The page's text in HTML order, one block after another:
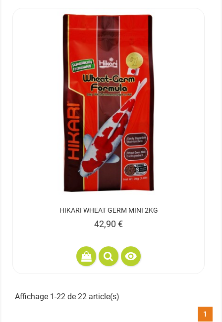
HIKARI WHEAT GERM MINI 2KG
Prix
42,90 €

Affichage 1-22 de 22 article(s)
1